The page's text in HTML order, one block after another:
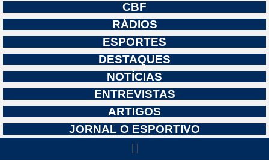
CBF
RÁDIOS
ESPORTES
DESTAQUES
NOTÍCIAS
ENTREVISTAS
ARTIGOS
JORNAL O ESPORTIVO